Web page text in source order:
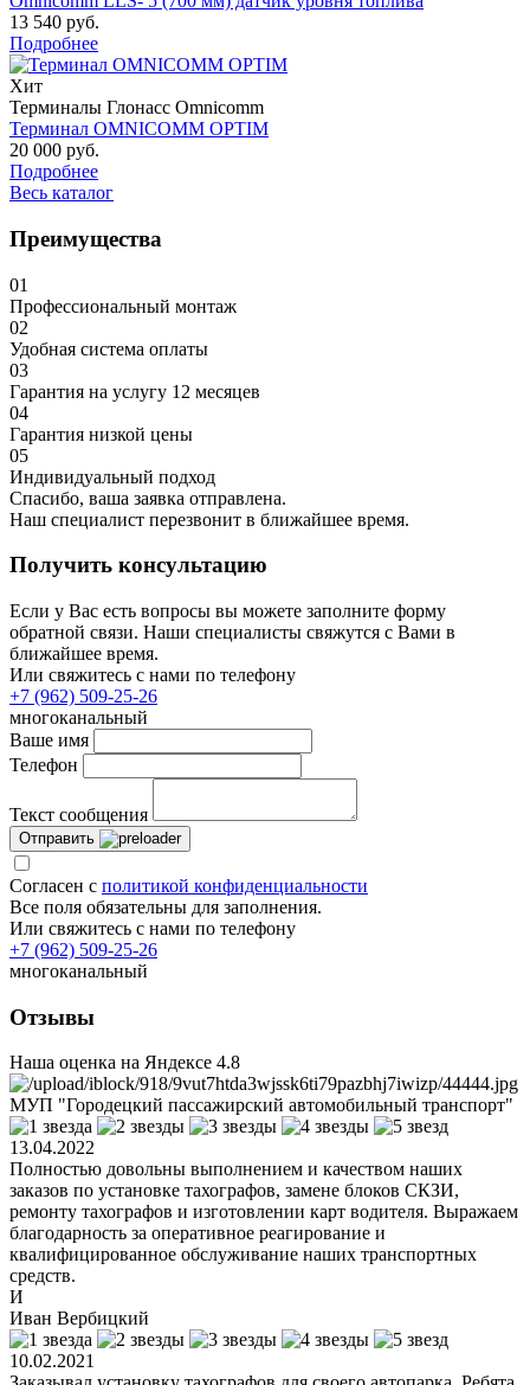
13 540 руб.
Подробнее
Хит
Терминалы Глонасс Omnicomm
Терминал OMNICOMM OPTIM
20 000 руб.
Подробнее
Весь каталог
Преимущества
01
Профессиональный монтаж
02
Удобная система оплаты
03
Гарантия на услугу 12 месяцев
04
Гарантия низкой цены
05
Индивидуальный подход
Спасибо, ваша заявка отправлена.
Наш специалист перезвонит в ближайшее время.
Получить консультацию
Если у Вас есть вопросы вы можете заполните форму
обратной связи. Наши специалисты свяжутся с Вами в
ближайшее время.
Или свяжитесь с нами по телефону
+7 (962) 509-25-26
многоканальный
Ваше имя
Телефон
Текст сообщения
Отправить
Согласен с политикой конфиденциальности
Все поля обязательны для заполнения.
Или свяжитесь с нами по телефону
+7 (962) 509-25-26
многоканальный
Отзывы
Наша оценка на Яндексе 4.8
МУП "Городецкий пассажирский автомобильный транспорт"
13.04.2022
Полностью довольны выполнением и качеством наших
заказов по установке тахографов, замене блоков СКЗИ,
ремонту тахографов и изготовлении карт водителя. Выражаем
благодарность за оперативное реагирование и
квалифицированное обслуживание наших транспортных
средств.
И
Иван Вербицкий
10.02.2021